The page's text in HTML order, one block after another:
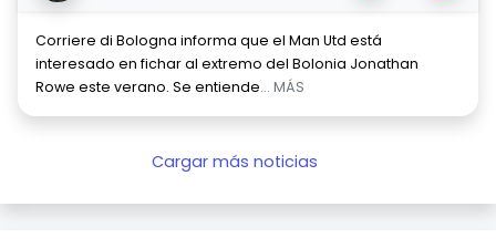
Corriere di Bologna informa que el Man Utd está
interesado en fichar al extremo del Bolonia Jonathan
Rowe este verano. Se entiende... MÁS
Cargar más noticias